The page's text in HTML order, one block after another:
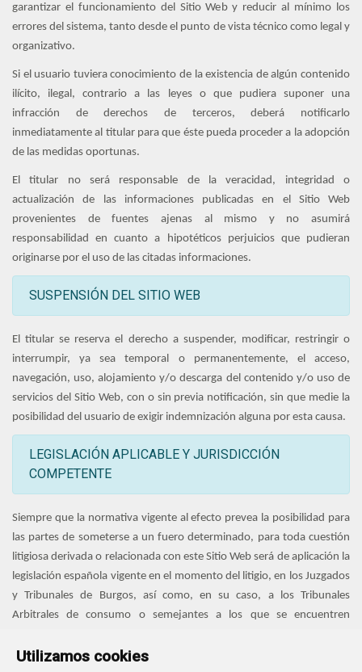
Utilizamos cookies
garantizar el funcionamiento del Sitio Web y reducir al mínimo los
errores del sistema, tanto desde el punto de vista técnico como legal y
organizativo.
Si el usuario tuviera conocimiento de la existencia de algún contenido
ilícito, ilegal, contrario a las leyes o que pudiera suponer una
infracción de derechos de terceros, deberá notificarlo
inmediatamente al titular para que éste pueda proceder a la adopción
de las medidas oportunas.
El titular no será responsable de la veracidad, integridad o
actualización de las informaciones publicadas en el Sitio Web
provenientes de fuentes ajenas al mismo y no asumirá
responsabilidad en cuanto a hipotéticos perjuicios que pudieran
originarse por el uso de las citadas informaciones.
SUSPENSIÓN DEL SITIO WEB
El titular se reserva el derecho a suspender, modificar, restringir o
interrumpir, ya sea temporal o permanentemente, el acceso,
navegación, uso, alojamiento y/o descarga del contenido y/o uso de
servicios del Sitio Web, con o sin previa notificación, sin que medie la
posibilidad del usuario de exigir indemnización alguna por esta causa.
LEGISLACIÓN APLICABLE Y JURISDICCIÓN
COMPETENTE
Siempre que la normativa vigente al efecto prevea la posibilidad para
las partes de someterse a un fuero determinado, para toda cuestión
litigiosa derivada o relacionada con este Sitio Web será de aplicación la
legislación española vigente en el momento del litigio, en los Juzgados
y Tribunales de Burgos, así como, en su caso, a los Tribunales
Arbitrales de consumo o semejantes a los que se encuentren